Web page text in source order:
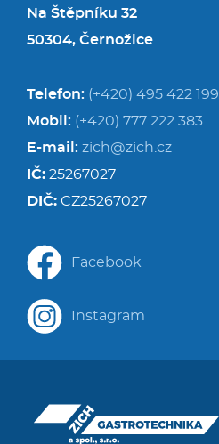
Na Štěpníku 32
50304, Černožice
Telefon: (+420) 495 422 199
Mobil: (+420) 777 222 383
E-mail: zich@zich.cz
IČ: 25267027
DIČ: CZ25267027
Facebook
Instagram